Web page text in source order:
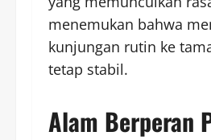
menemukan bahwa
kunjungan rutin ke
tetap stabil.
Alam Berperan